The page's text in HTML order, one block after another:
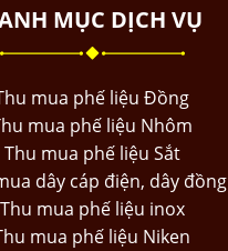
MỤC DỊCH VỤ
mua phế liệu Đồng
mua phế liệu Nhôm
Thu mua phế liệu Sắt
dây cáp điện, dây đồng
Thu mua phế liệu inox
mua phế liệu Niken